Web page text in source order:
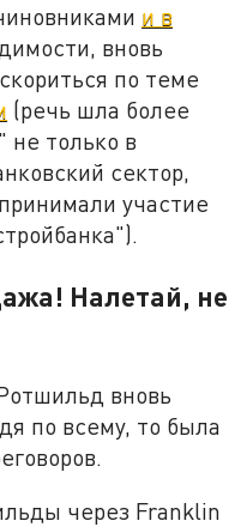
и в
вновь
по теме
(речь шла более
только в
сектор,
участие
Налетай, не
вновь
по всему, то была
через Franklin